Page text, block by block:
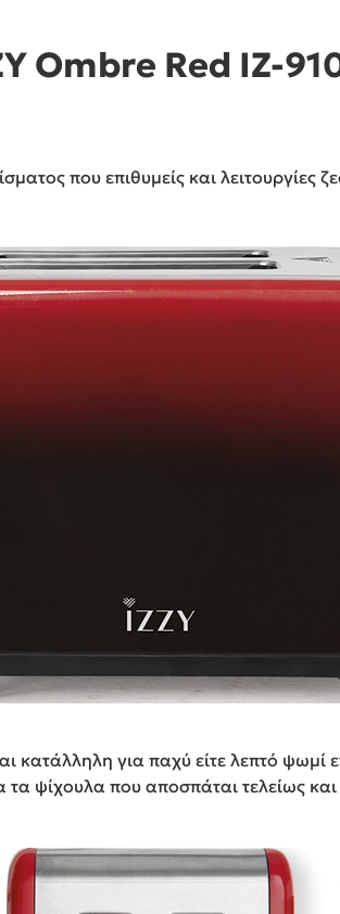
Ombre Red IZ-
που επιθυμείς και
κατάλληλη για παχύ είτε λεπτό
τα ψίχουλα που αποσπάται τελείως